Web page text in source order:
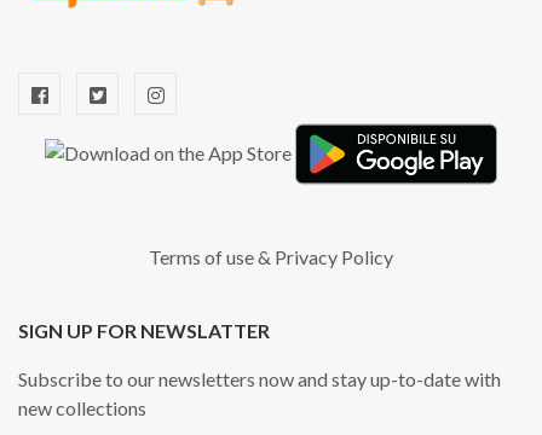
Terms of use& Privacy Policy
SIGN UP FOR NEWSLATTER
Subscribe to our newsletters now and stay up-to-date with
new collections